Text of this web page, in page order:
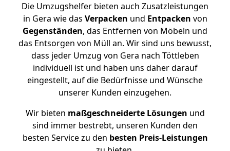
Die Umzugshelfer bieten auch Zusatzleistungen
in Gera wie das Verpacken und Entpacken von
Gegenständen, das Entfernen von Möbeln und
das Entsorgen von Müll an. Wir sind uns bewusst,
dass jeder Umzug von Gera nach Töttleben
individuell ist und haben uns daher darauf
eingestellt, auf die Bedürfnisse und Wünsche
unserer Kunden einzugehen.
Wir bieten maßgeschneiderte Lösungen und
sind immer bestrebt, unseren Kunden den
besten Service zu den besten Preis-Leistungen